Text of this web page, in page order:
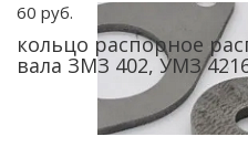
60 руб.
кольцо распорное
вала ЗМЗ 402, УМЗ